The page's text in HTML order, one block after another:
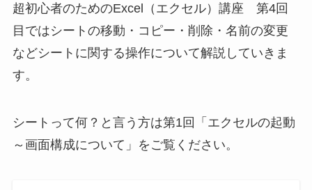
超初心者のためのExcel（エクセル）講座 第4回
目ではシートの移動・コピー・削除・名前の変更
などシートに関する操作について解説していきま
す。
シートって何？と言う方は第1回「エクセルの起動
～画面構成について」をご覧ください。